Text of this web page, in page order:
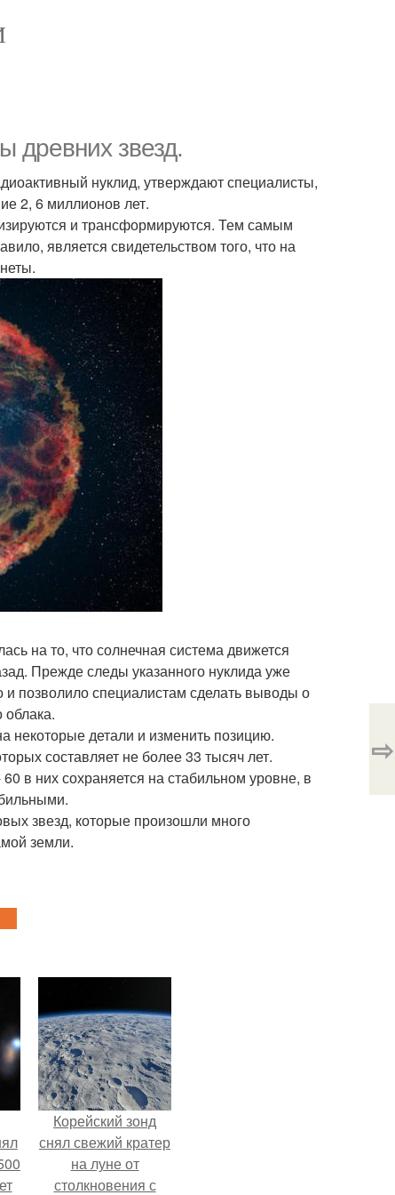
древних звезд.
нуклид, утверждают специалисты,
2, 6 миллионов лет.
и трансформируются. Тем самым
является свидетельством того, что на
на то, что солнечная система движется
Прежде следы указанного нуклида уже
и позволило специалистам сделать выводы о
некоторые детали и изменить позицию.
составляет не более 33 тысяч лет.
в них сохраняется на стабильном уровне, в
звезд, которые произошли много
земли.
⇨
Корейский зонд
снял свежий кратер
на луне от
столкновения с